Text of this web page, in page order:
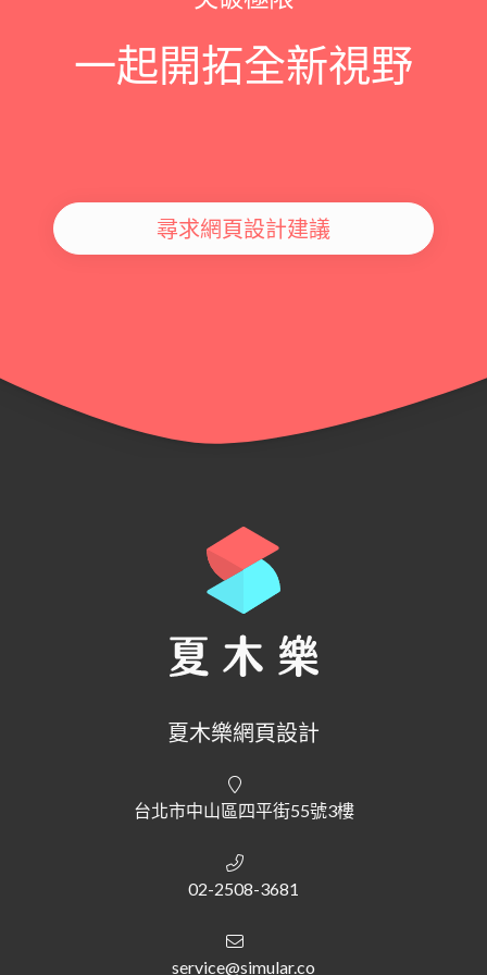
一起開拓全新視野
尋求網頁設計建議
夏木樂網頁設計
台北市中山區四平街55號3樓
02-2508-3681
service@simular.co